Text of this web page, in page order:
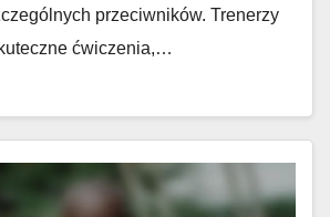
przeciwników. Trenerzy
ćwiczenia,…